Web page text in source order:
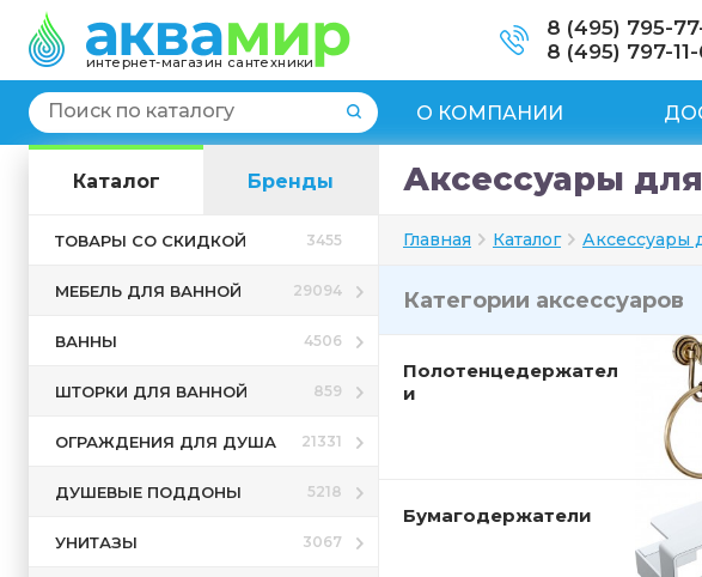
интернет-магазин сантехники
8 (495) 795-
8 (495) 797-
О КОМПАНИИ
Каталог Бренды
ТОВАРЫ СО СКИДКОЙ 3455
МЕБЕЛЬ ДЛЯ ВАННОЙ 29094
ВАННЫ 4506
ШТОРКИ ДЛЯ ВАННОЙ 859
ОГРАЖДЕНИЯ ДЛЯ ДУША 21331
ДУШЕВЫЕ ПОДДОНЫ 5218
УНИТАЗЫ 3067
Аксессуары
Главная Каталог Аксессуары
Категории аксессуаров
Полотенцедержател
и
Бумагодержатели